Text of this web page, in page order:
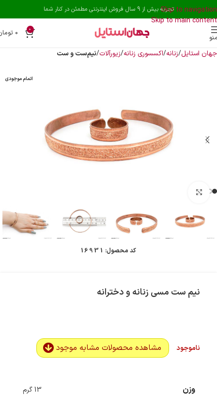
Skip to navigation
Skip to main content
تجربه بیش از 9 سال فروش اینترنتی مطمئن در کنار شما
0 ۰
جهان استایل زنانه اکسسوری زنانه زیورآلات نیم‌ست و ست
اتمام موجودی
کد محصول: 16931
نیم ست مسی زنانه و دخترانه
ناموجود مشاهده محصولات مشابه موجود
وزن 13 گرم